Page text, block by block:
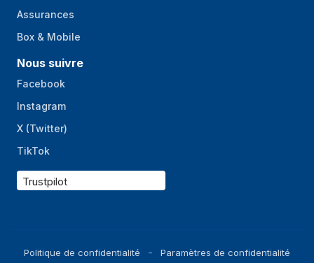
Assurances
Box & Mobile
Nous suivre
Facebook
Instagram
X (Twitter)
TikTok
Trustpilot
Politique de confidentialité
Paramètres de confidentialité